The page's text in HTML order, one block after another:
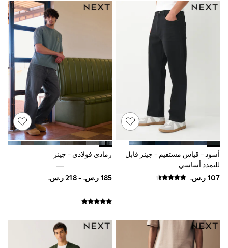
Angel & Rocket
B by Ted Baker
Baker by Ted Baker
Boden
Lipsy
Love & Roses
Mint Velvet
Monsoon
River Island
SCHOOWEAR
All Boys Schoolwear
Shoes
Trousers
Shorts
Shirts
Polo Shirts
Sweatshirts & Jumpers
Coats & Jackets
Underwear
Trainers & Pumps
Swimwear
أسود - قياس مستقيم - جينز قابل
للتمدد أساسي
رمادي فولاذي - جينز